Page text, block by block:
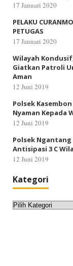
17 Januari 2020
PELAKU
PETUGAS
17 Januari 2020
Wilayah
Giatkan Patroli
Aman
12 Juni 2019
Polsek
Nyaman Kepada
12 Juni 2019
Polsek
Antisipasi 3 C
12 Juni 2019
Kategori
Kategori